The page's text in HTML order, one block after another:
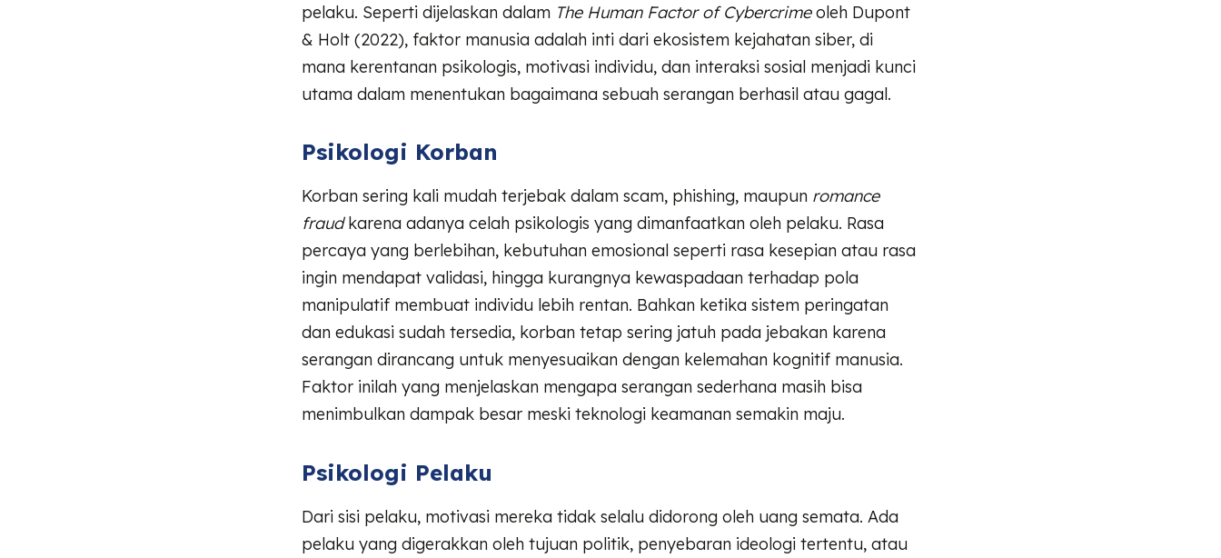
pelaku. Seperti dijelaskan dalam The Human Factor of Cybercrimeoleh Dupont
& Holt (2022), faktor manusia adalah inti dari ekosistem kejahatan siber, di
mana kerentanan psikologis, motivasi individu, dan interaksi sosial menjadi kunci
utama dalam menentukan bagaimana sebuah serangan berhasil atau gagal.
Psikologi Korban
Korban sering kali mudah terjebak dalam scam, phishing, maupun romance
fraudkarena adanya celah psikologis yang dimanfaatkan oleh pelaku. Rasa
percaya yang berlebihan, kebutuhan emosional seperti rasa kesepian atau rasa
ingin mendapat validasi, hingga kurangnya kewaspadaan terhadap pola
manipulatif membuat individu lebih rentan. Bahkan ketika sistem peringatan
dan edukasi sudah tersedia, korban tetap sering jatuh pada jebakan karena
serangan dirancang untuk menyesuaikan dengan kelemahan kognitif manusia.
Faktor inilah yang menjelaskan mengapa serangan sederhana masih bisa
menimbulkan dampak besar meski teknologi keamanan semakin maju.
Psikologi Pelaku
Dari sisi pelaku, motivasi mereka tidak selalu didorong oleh uang semata. Ada
pelaku yang digerakkan oleh tujuan politik, penyebaran ideologi tertentu, atau